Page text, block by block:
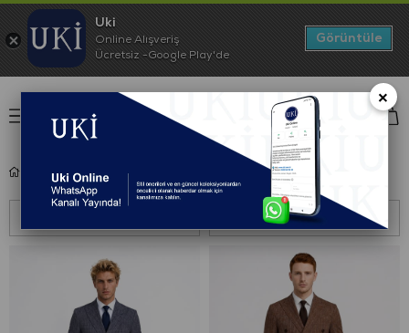
0
Anasayfa Koleksiyon Kruvaze Takım Elbise
Filtreleme
×
Uki
Online Alışveriş
Ücretsiz -Google Play'de
Görüntüle